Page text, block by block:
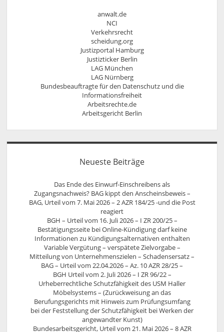
anwalt.de
NCI
Verkehrsrecht
scheidung.org
Justizportal Hamburg
Justizticker Berlin
LAG München
LAG Nürnberg
Bundesbeauftragte für den Datenschutz und die
Informationsfreiheit
Arbeitsrechte.de
Arbeitsgericht Berlin
Neueste Beiträge
Das Ende des Einwurf-Einschreibens als
Zugangsnachweis? BAG kippt den Anscheinsbeweis –
BAG, Urteil vom 7. Mai 2026 – 2 AZR 184/25 -und die Post
reagiert
BGH – Urteil vom 16. Juli 2026 – I ZR 200/25 –
Bestätigungsseite bei Online-Kündigung darf keine
Informationen zu Kündigungsalternativen enthalten
Variable Vergütung – verspätete Zielvorgabe –
Mitteilung von Unternehmenszielen – Schadensersatz –
BAG – Urteil vom 22.04.2026 – Az. 10 AZR 28/25 –
BGH Urteil vom 2. Juli 2026 – I ZR 96/22 –
Urheberrechtliche Schutzfähigkeit des USM Haller
Möbelsystems – (Zurückweisung an das
Berufungsgerichts mit Hinweis zum Prüfungsumfang
bei der Feststellung der Schutzfähigkeit bei Werken der
angewandter Kunst)
Bundesarbeitsgericht, Urteil vom 21. Mai 2026 – 8 AZR